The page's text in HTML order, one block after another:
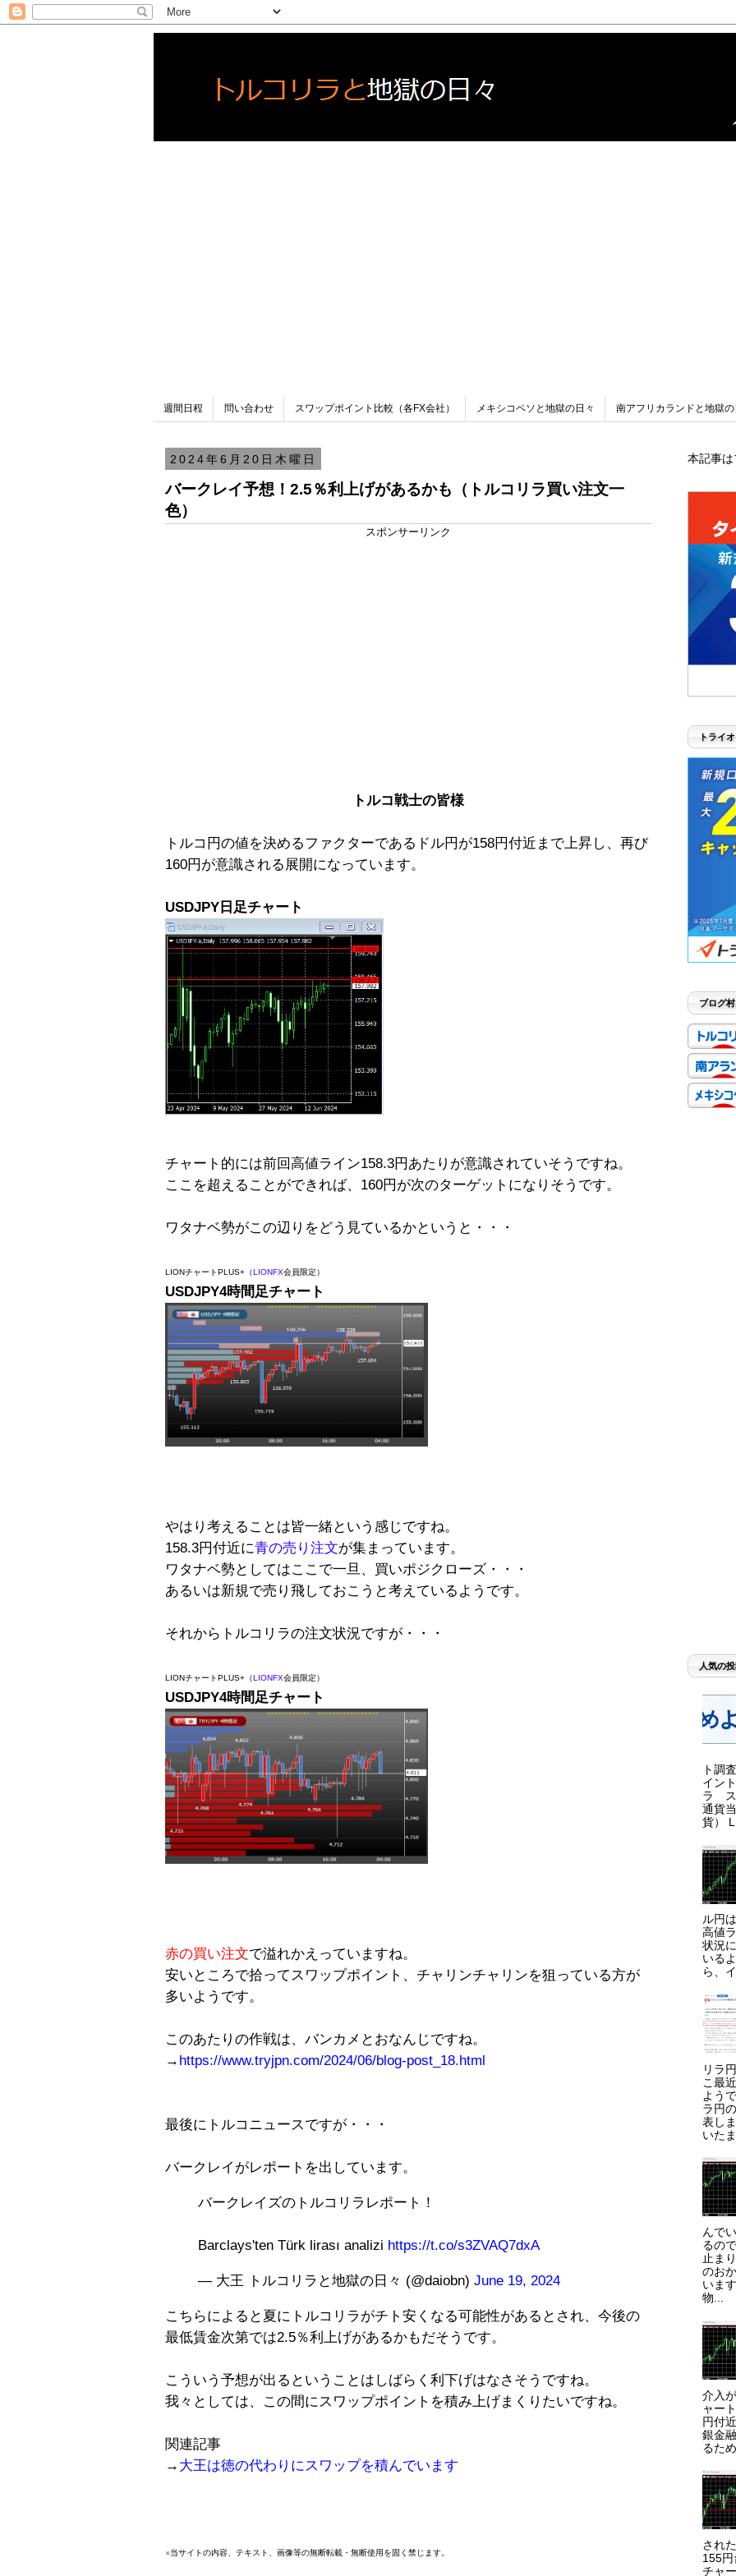
週間日程 問い合わせ スワップポイント比較（各FX会社） メキシコペソと地獄の日々 南アフリカランドと地獄
2024年6月20日木曜日
バークレイ予想！2.5％利上げがあるかも（トルコリラ買い注文一
色）
スポンサーリンク
トルコ戦士の皆様
トルコ円の値を決めるファクターであるドル円が158円付近まで上昇し、再び
160円が意識される展開になっています。
USDJPY日足チャート
チャート的には前回高値ライン158.3円あたりが意識されていそうですね。
ここを超えることができれば、160円が次のターゲットになりそうです。
ワタナベ勢がこの辺りをどう見ているかというと・・・
LIONチャートPLUS+（LIONFX会員限定）
USDJPY4時間足チャート
やはり考えることは皆一緒という感じですね。
158.3円付近に青の売り注文が集まっています。
ワタナベ勢としてはここで一旦、買いポジクローズ・・・
あるいは新規で売り飛しておこうと考えているようです。
それからトルコリラの注文状況ですが・・・
LIONチャートPLUS+（LIONFX会員限定）
USDJPY4時間足チャート
赤の買い注文で溢れかえっていますね。
安いところで拾ってスワップポイント、チャリンチャリンを狙っている方が
多いようです。
このあたりの作戦は、バンカメとおなんじですね。
→ https://www.tryjpn.com/2024/06/blog-post_18.html
最後にトルコニュースですが・・・
バークレイがレポートを出しています。
バークレイズのトルコリラレポート！
Barclays'ten Türk lirası analizi https://t.co/s3ZVAQ7dxA
— 大王 トルコリラと地獄の日々 (@daiobn) June 19, 2024
​こちらによると夏にトルコリラがチト安くなる可能性があるとされ、今後の
最低賃金次第では2.5％利上げがあるかもだそうです。
こういう予想が出るということはしばらく利下げはなさそうですね。
我々としては、この間にスワップポイントを積み上げまくりたいですね。
関連記事
→ 大王は徳の代わりにスワップを積んでいます
※当サイトの内容、テキスト、画像等の無断転載・無断使用を固く禁じます。
本記事
トライ
ブログ村
人気の
ト調
イン
ラ ス
通貨
貨）
ル円
高値
状況
いる
ら、
リラ
こ最
よう
ラ円
表し
いた
んで
るの
止ま
のお
いま
物...
介入
ャー
円付
銀金
るた
され
155
チャ